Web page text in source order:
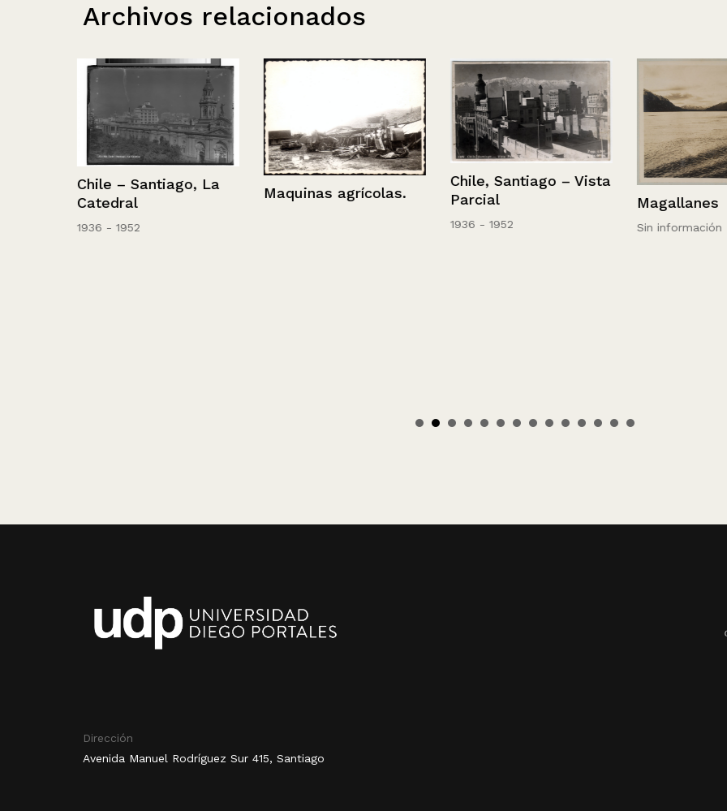
Archivos relacionados
Chile – Santiago, La
Catedral
1936 - 1952
Maquinas agrícolas.
Chile, Santiago – Vista
Parcial
1936 - 1952
Magallanes
Sin información
Dirección
Avenida Manuel Rodríguez Sur 415, Santiago